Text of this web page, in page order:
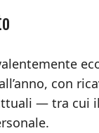
con
— tra cui